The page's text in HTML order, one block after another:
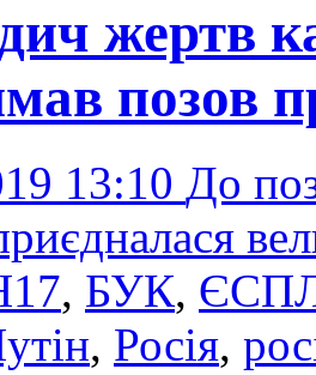
жертв
позов
13:10 До
, БУК,
, Росія,